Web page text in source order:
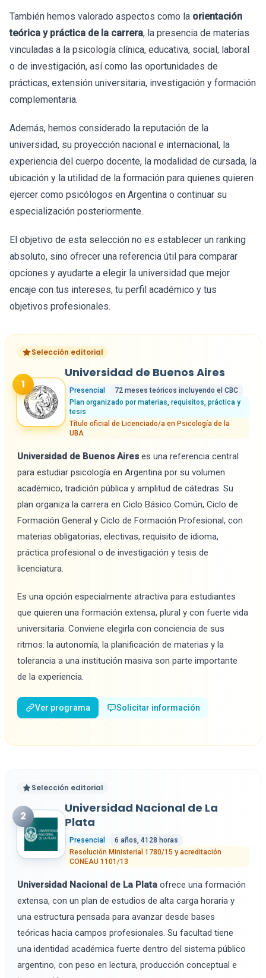
También hemos valorado aspectos como la orientación
teórica y práctica de la carrera, la presencia de materias
vinculadas a la psicología clínica, educativa, social, laboral
o de investigación, así como las oportunidades de
prácticas, extensión universitaria, investigación y formación
complementaria.
Además, hemos considerado la reputación de la
universidad, su proyección nacional e internacional, la
experiencia del cuerpo docente, la modalidad de cursada, la
ubicación y la utilidad de la formación para quienes quieren
ejercer como psicólogos en Argentina o continuar su
especialización posteriormente.
El objetivo de esta selección no es establecer un ranking
absoluto, sino ofrecer una referencia útil para comparar
opciones y ayudarte a elegir la universidad que mejor
encaje con tus intereses, tu perfil académico y tus
objetivos profesionales.
Selección editorial
1
Universidad de Buenos Aires
Presencial
72 meses teóricos incluyendo el CBC
Plan organizado por materias, requisitos, práctica y
tesis
Título oficial de Licenciado/a en Psicología de la
UBA
Universidad de Buenos Aires es una referencia central
para estudiar psicología en Argentina por su volumen
académico, tradición pública y amplitud de cátedras. Su
plan organiza la carrera en Ciclo Básico Común, Ciclo de
Formación General y Ciclo de Formación Profesional, con
materias obligatorias, electivas, requisito de idioma,
práctica profesional o de investigación y tesis de
licenciatura.
Es una opción especialmente atractiva para estudiantes
que quieren una formación extensa, plural y con fuerte vida
universitaria. Conviene elegirla con conciencia de sus
ritmos: la autonomía, la planificación de materias y la
tolerancia a una institución masiva son parte importante
de la experiencia.
Ver programa Solicitar información
Selección editorial
2
Universidad Nacional de La
Plata
Presencial
6 años, 4128 horas
Resolución Ministerial 1780/15 y acreditación
CONEAU 1101/13
Universidad Nacional de La Plata ofrece una formación
extensa, con un plan de estudios de alta carga horaria y
una estructura pensada para avanzar desde bases
teóricas hacia campos profesionales. Su facultad tiene
una identidad académica fuerte dentro del sistema público
argentino, con peso en lectura, producción conceptual e